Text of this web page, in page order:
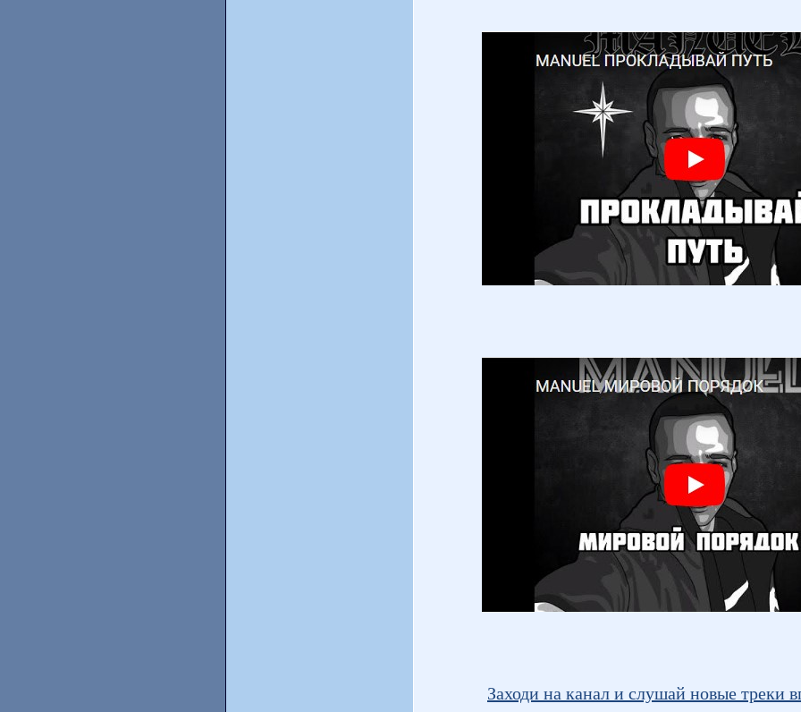
Заходи на канал и слушай новые треки